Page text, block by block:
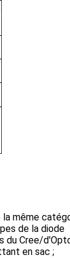
même
de la diode
du Cree/
en sac ;